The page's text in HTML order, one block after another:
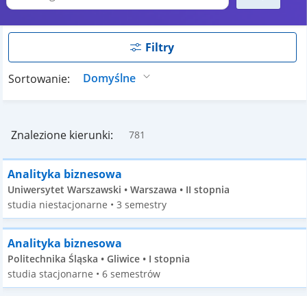
Filtry
Sortowanie:
Znalezione kierunki: 781
Analityka biznesowa
Uniwersytet Warszawski • Warszawa • II stopnia
studia niestacjonarne • 3 semestry
Analityka biznesowa
Politechnika Śląska • Gliwice • I stopnia
studia stacjonarne • 6 semestrów